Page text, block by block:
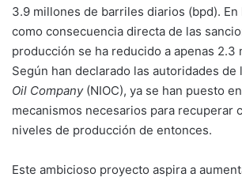
3.9 millones de barriles diarios (bpd). En
como consecuencia directa de las
producción se ha reducido a apenas 2.3
Según han declarado las autoridades de
Oil Company(NIOC), ya se han puesto
mecanismos necesarios para recuperar
niveles de producción de entonces.
Este ambicioso proyecto aspira a